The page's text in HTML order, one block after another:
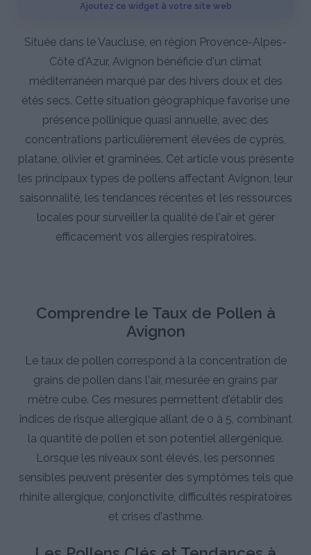
Ajoutez ce widget à votre site web
Située dans le Vaucluse, en région Provence-Alpes-
Côte d'Azur, Avignon bénéficie d'un climat
méditerranéen marqué par des hivers doux et des
étés secs. Cette situation géographique favorise une
présence pollinique quasi annuelle, avec des
concentrations particulièrement élevées de cyprès,
platane, olivier et graminées. Cet article vous présente
les principaux types de pollens affectant Avignon, leur
saisonnalité, les tendances récentes et les ressources
locales pour surveiller la qualité de l'air et gérer
efficacement vos allergies respiratoires.
Comprendre le Taux de Pollen à
Avignon
Le taux de pollen correspond à la concentration de
grains de pollen dans l'air, mesurée en grains par
mètre cube. Ces mesures permettent d'établir des
indices de risque allergique allant de 0 à 5, combinant
la quantité de pollen et son potentiel allergénique.
Lorsque les niveaux sont élevés, les personnes
sensibles peuvent présenter des symptômes tels que
rhinite allergique, conjonctivite, difficultés respiratoires
et crises d'asthme.